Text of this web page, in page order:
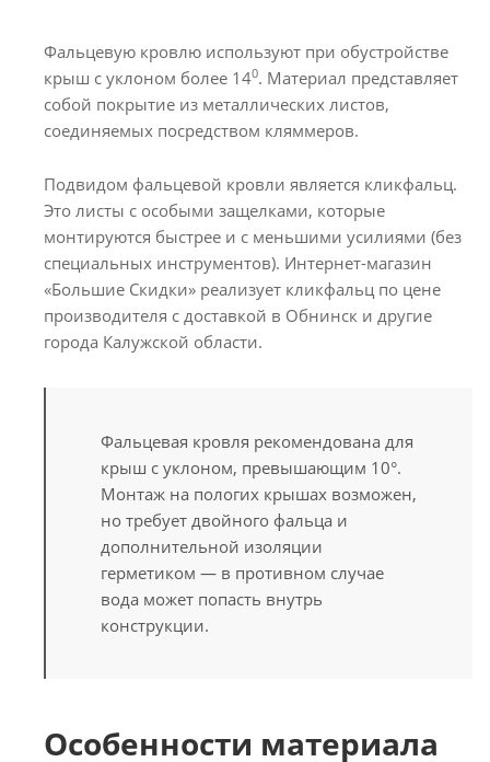
Фальцевую кровлю используют при обустройстве
крыш с уклоном более 140. Материал представляет
собой покрытие из металлических листов,
соединяемых посредством кляммеров.
Подвидом фальцевой кровли является кликфальц.
Это листы с особыми защелками, которые
монтируются быстрее и с меньшими усилиями (без
специальных инструментов). Интернет-магазин
«Большие Скидки» реализует кликфальц по цене
производителя с доставкой в Обнинск и другие
города Калужской области.
Фальцевая кровля рекомендована для
крыш с уклоном, превышающим 10°.
Монтаж на пологих крышах возможен,
но требует двойного фальца и
дополнительной изоляции
герметиком — в противном случае
вода может попасть внутрь
конструкции.
Особенности материала